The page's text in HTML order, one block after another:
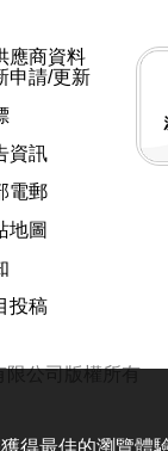
應商資料
申請/更新
資訊
電郵
地圖
投稿
公司版權所有
得最佳的瀏覽體